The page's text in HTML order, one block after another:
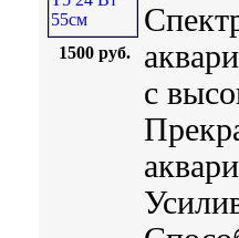
1500 руб.
с